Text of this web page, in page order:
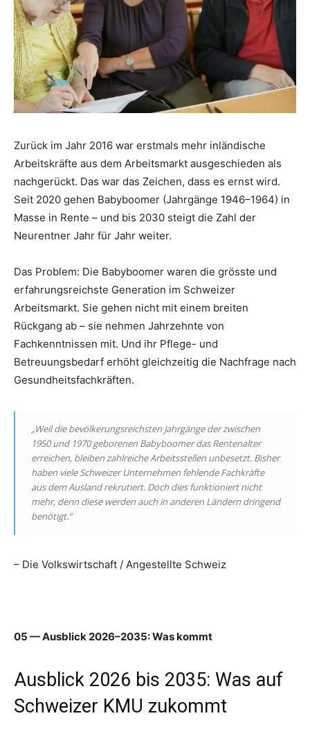
Zurück im Jahr 2016 war erstmals mehr inländische
Arbeitskräfte aus dem Arbeitsmarkt ausgeschieden als
nachgerückt. Das war das Zeichen, dass es ernst wird.
Seit 2020 gehen Babyboomer (Jahrgänge 1946–1964) in
Masse in Rente – und bis 2030 steigt die Zahl der
Neurentner Jahr für Jahr weiter.
Das Problem: Die Babyboomer waren die grösste und
erfahrungsreichste Generation im Schweizer
Arbeitsmarkt. Sie gehen nicht mit einem breiten
Rückgang ab – sie nehmen Jahrzehnte von
Fachkenntnissen mit. Und ihr Pflege- und
Betreuungsbedarf erhöht gleichzeitig die Nachfrage nach
Gesundheitsfachkräften.
„Weil die bevölkerungsreichsten Jahrgänge der zwischen
1950 und 1970 geborenen Babyboomer das Rentenalter
erreichen, bleiben zahlreiche Arbeitsstellen unbesetzt. Bisher
haben viele Schweizer Unternehmen fehlende Fachkräfte
aus dem Ausland rekrutiert. Doch dies funktioniert nicht
mehr, denn diese werden auch in anderen Ländern dringend
benötigt.“
– Die Volkswirtschaft / Angestellte Schweiz
05 — Ausblick 2026–2035: Was kommt
Ausblick 2026 bis 2035: Was auf
Schweizer KMU zukommt